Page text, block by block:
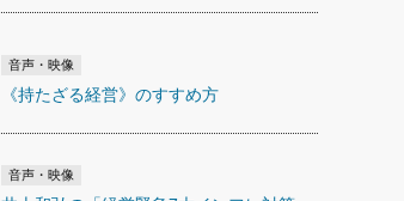
音声・映像
《持たざる経営》のすすめ方
音声・映像